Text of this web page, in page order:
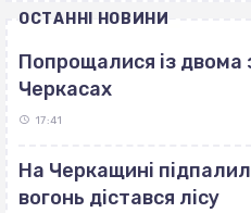
ОСТАННІ НОВИНИ
Попрощалися із двома
Черкасах
17:41
На Черкащині
вогонь дістався лісу